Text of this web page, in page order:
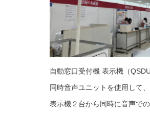
自動窓口受付機 表示機（
同時音声ユニットを使用して
表示機２台から同時に音声で